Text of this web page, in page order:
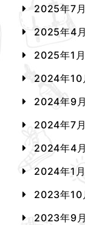
2025年7月
2025年4月
2025年1月
2024年10
2024年9月
2024年7月
2024年4
2024年1月
2023年10
2023年9月